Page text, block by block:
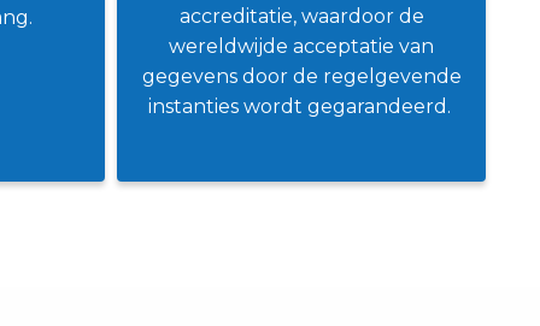
accreditatie, waardoor de
wereldwijde acceptatie van
gegevens door de regelgevende
instanties wordt gegarandeerd.